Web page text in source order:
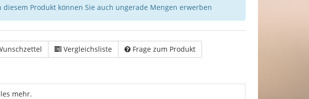
diesem Produkt können Sie auch ungerade Mengen erwerben
Vergleichsliste Frage zum Produkt
mehr.